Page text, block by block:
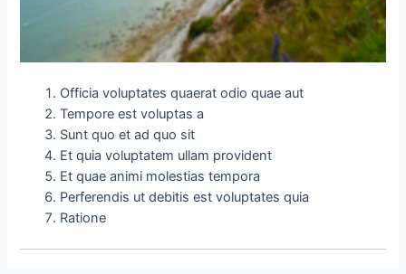
Officia voluptates quaerat odio quae aut
Tempore est voluptas a
Sunt quo et ad quo sit
Et quia voluptatem ullam provident
Et quae animi molestias tempora
Perferendis ut debitis est voluptates quia
Ratione